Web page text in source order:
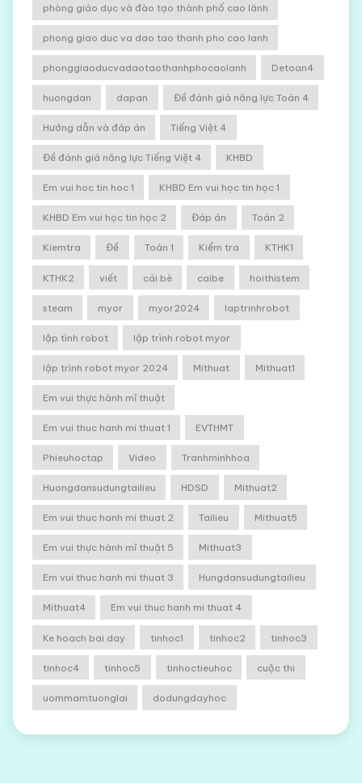
phòng giáo dục và đào tạo thành phố cao lãnh
phong giao duc va dao tao thanh pho cao lanh
phonggiaoducvadaotaothanhphocaolanh Detoan4
huongdan dapan Đề đánh giá năng lực Toán 4
Hướng dẫn và đáp án Tiếng Việt 4
Đề đánh giá năng lực Tiếng Việt 4 KHBD
Em vui hoc tin hoc 1 KHBD Em vui học tin học 1
KHBD Em vui học tin học 2 Đáp án Toán 2
Kiemtra Đề Toán 1 Kiểm tra KTHK1
KTHK2 viết cái bè caibe hoithistem
steam myor myor2024 laptrinhrobot
lập tình robot lập trình robot myor
lập trình robot myor 2024 Mithuat Mithuat1
Em vui thực hành mĩ thuật
Em vui thuc hanh mi thuat 1 EVTHMT
Phieuhoctap Video Tranhminhhoa
Huongdansudungtailieu HDSD Mithuat2
Em vui thuc hanh mi thuat 2 Tailieu Mithuat5
Em vui thực hành mĩ thuật 5 Mithuat3
Em vui thuc hanh mi thuat 3 Hungdansudungtailieu
Mithuat4 Em vui thuc hanh mi thuat 4
Ke hoach bai day tinhoc1 tinhoc2 tinhoc3
tinhoc4 tinhoc5 tinhoctieuhoc cuộc thi
uommamtuonglai dodungdayhoc